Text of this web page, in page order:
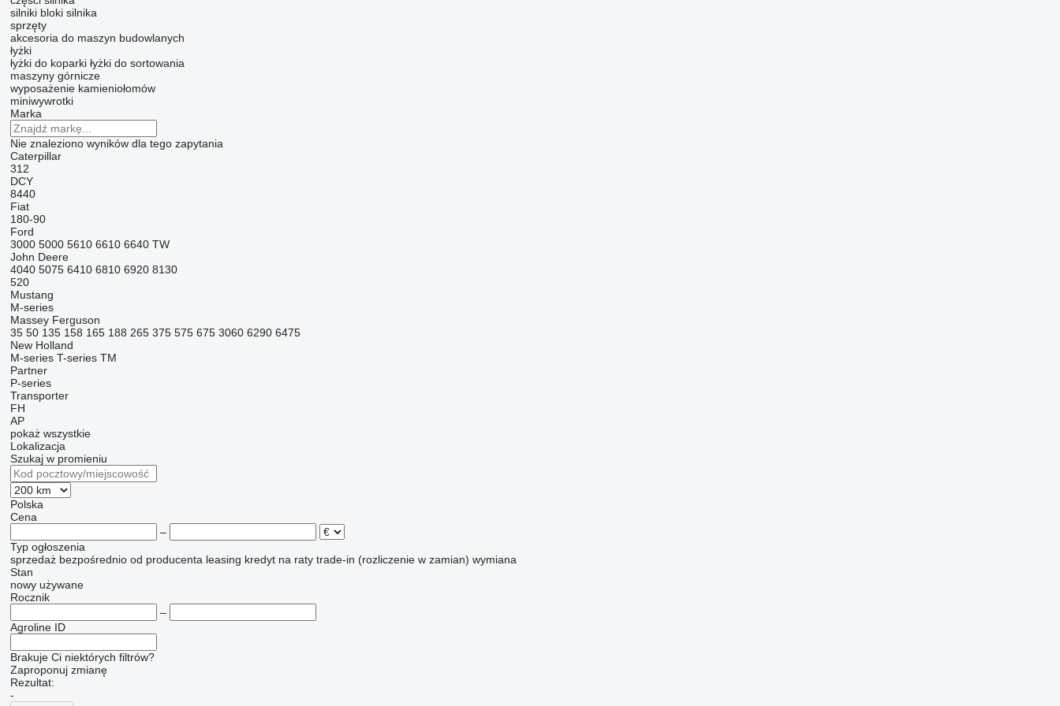
silniki bloki silnika
sprzęty
akcesoria do maszyn budowlanych
łyżki
łyżki do koparki łyżki do sortowania
maszyny górnicze
wyposażenie kamieniołomów
miniwywrotki
Marka
Nie znaleziono wyników dla tego zapytania
Caterpillar
312
DCY
8440
Fiat
180-90
Ford
3000 5000 5610 6610 6640 TW
John Deere
4040 5075 6410 6810 6920 8130
520
Mustang
M-series
Massey Ferguson
35 50 135 158 165 188 265 375 575 675 3060 6290 6475
New Holland
M-series T-series TM
Partner
P-series
Transporter
FH
AP
pokaż wszystkie
Lokalizacja
Szukaj w promieniu
Polska
Cena
–
Typ ogłoszenia
sprzedaż bezpośrednio od producenta leasing kredyt na raty trade-in (rozliczenie w zamian) wymiana
Stan
nowy używane
Rocznik
–
Agroline ID
Brakuje Ci niektórych filtrów?
Zaproponuj zmianę
Rezultat:
-